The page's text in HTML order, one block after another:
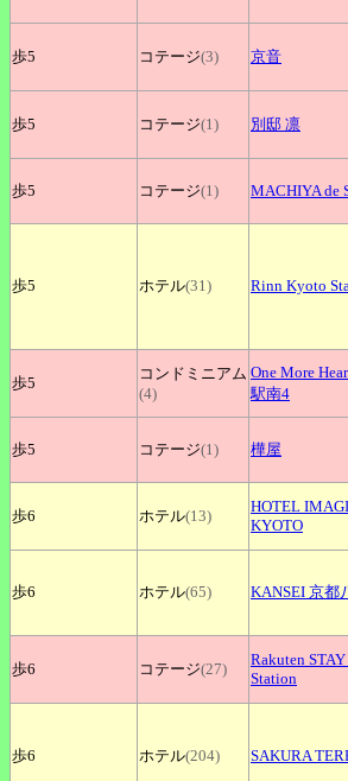
歩5 コテージ(3) 京音
歩5 コテージ(1) 別邸 凛
歩5 コテージ(1) MACHIYAde
歩5 ホテル(31) Rinn Kyoto
歩5
コンドミニアム
(4)
One More
駅南4
歩5 コテージ(1) 樺屋
歩6 ホテル(13)
HOTEL
KYOTO
歩6 ホテル(65) KANSEI 京都
歩6 コテージ(27)
Rakuten
Station
歩6 ホテル(204) SAKURA